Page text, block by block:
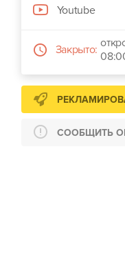
Youtube
Закрыто:
СООБЩИТЬ